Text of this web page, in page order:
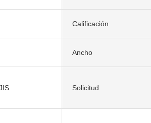
Calificación
Ancho
Solicitud